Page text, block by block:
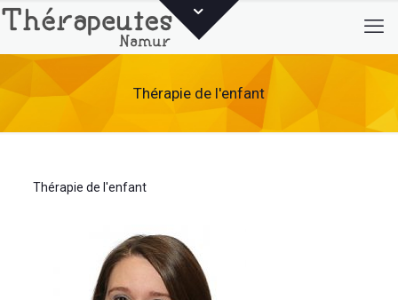
Thérapie de l'enfant
Thérapie de l'enfant